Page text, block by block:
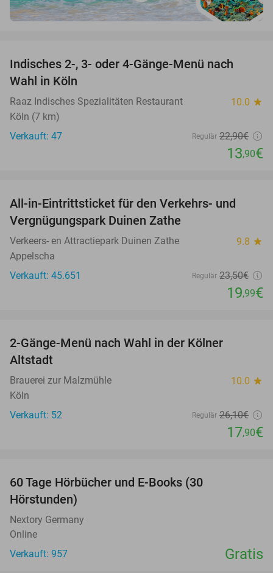
Indisches 2-, 3- oder 4-Gänge-Menü nach
Wahl in Köln
Raaz Indisches Spezialitäten Restaurant 10.0 star
Köln (7 km)
Verkauft: 47
Regulär 22,90€
13,90€
All-in-Eintrittsticket für den Verkehrs- und
Vergnügungspark Duinen Zathe
Verkeers- en Attractiepark Duinen Zathe 9.8 star
Appelscha
Verkauft: 45.651
Regulär 23,50€
19,99€
2-Gänge-Menü nach Wahl in der Kölner
Altstadt
Brauerei zur Malzmühle 10.0 star
Köln
Verkauft: 52
Regulär 26,10€
17,90€
60 Tage Hörbücher und E-Books (30
Hörstunden)
Nextory Germany
Online
Verkauft: 957
Gratis